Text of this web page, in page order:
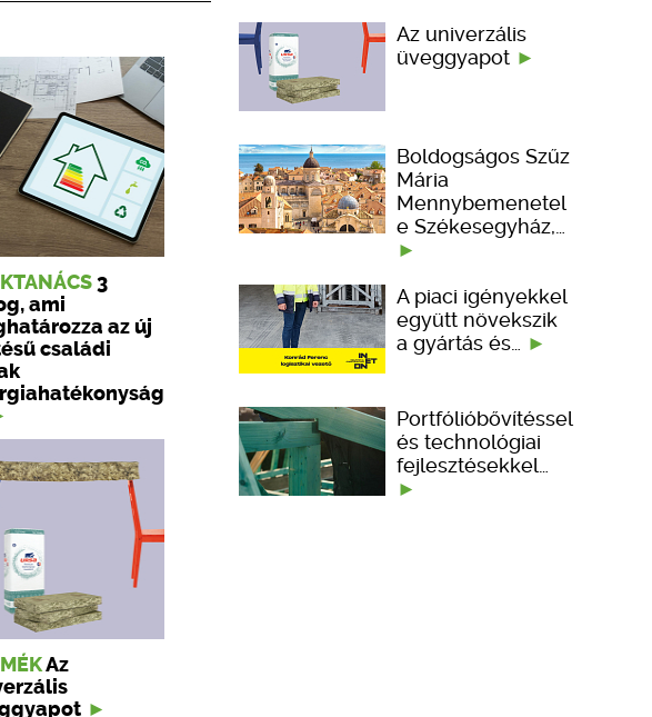
3
ami
az új
családi
Az
Az univerzális
üveggyapot
Boldogságos Szűz
Mária
Mennybemenetel
e Székesegyház,…
A piaci igényekkel
együtt növekszik
a gyártás és…
Portfólióbővítéssel
és technológiai
fejlesztésekkel…